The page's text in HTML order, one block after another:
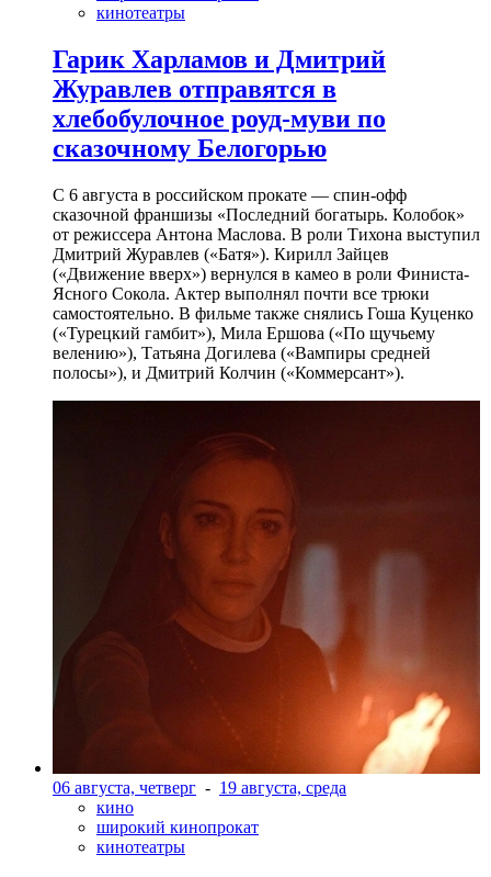
кинотеатры
Гарик Харламов и Дмитрий
Журавлев отправятся в
хлебобулочное роуд-муви по
сказочному Белогорью
С 6 августа в российском прокате — спин-офф
сказочной франшизы «Последний богатырь. Колобок»
от режиссера Антона Маслова. В роли Тихона выступил
Дмитрий Журавлев («Батя»). Кирилл Зайцев
(«Движение вверх») вернулся в камео в роли Финиста-
Ясного Сокола. Актер выполнял почти все трюки
самостоятельно. В фильме также снялись Гоша Куценко
(«Турецкий гамбит»), Мила Ершова («По щучьему
велению»), Татьяна Догилева («Вампиры средней
полосы»), и Дмитрий Колчин («Коммерсант»).
06 августа, четверг - 19 августа, среда
кино
широкий кинопрокат
кинотеатры